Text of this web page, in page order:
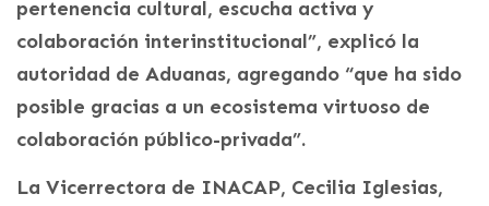
pertenencia cultural, escucha activa y
colaboración interinstitucional”, explicó la
autoridad de Aduanas, agregando “que ha sido
posible gracias a un ecosistema virtuoso de
colaboración público-privada”.
La Vicerrectora de INACAP, Cecilia Iglesias,